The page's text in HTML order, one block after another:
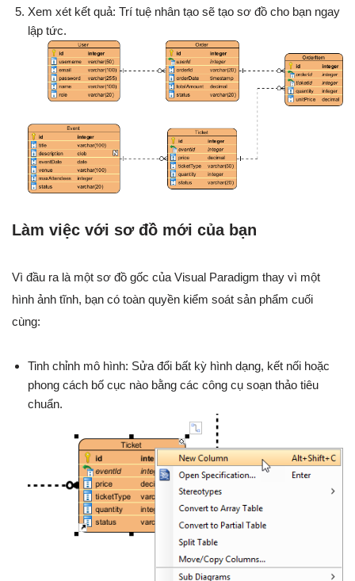
Xem xét kết quả: Trí tuệ nhân tạo sẽ tạo sơ đồ cho bạn ngay
lập tức.
Làm việc với sơ đồ mới của bạn
Vì đầu ra là một sơ đồ gốc của Visual Paradigm thay vì một
hình ảnh tĩnh, bạn có toàn quyền kiểm soát sản phẩm cuối
cùng:
Tinh chỉnh mô hình: Sửa đổi bất kỳ hình dạng, kết nối hoặc
phong cách bố cục nào bằng các công cụ soạn thảo tiêu
chuẩn.